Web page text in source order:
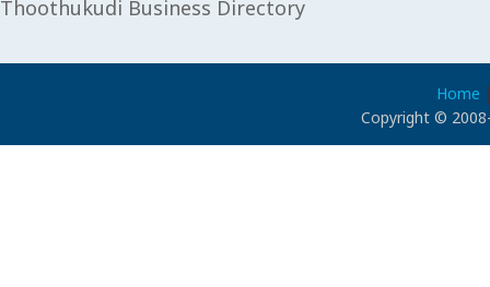
Thoothukudi Business Directory
Home
Copyright ©